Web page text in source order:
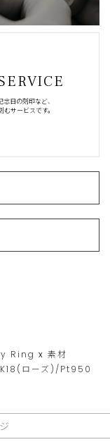
日の刻印など、
サービスです。
Ring x 素材
K18(ローズ)/Pt950